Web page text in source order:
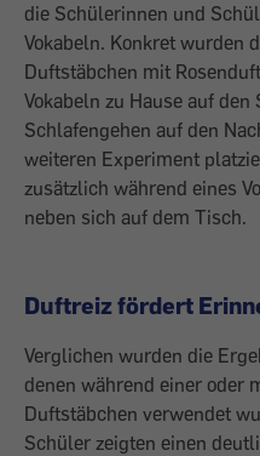
die Schülerinnen und
Vokabeln. Konkret wurden
Duftstäbchen mit
Vokabeln zu Hause auf
Schlafengehen auf den
weiteren Experiment
zusätzlich während eines
neben sich auf dem Tisch.
Duftreiz fördert
Verglichen wurden die
denen während einer oder
Duftstäbchen verwendet
Schüler zeigten einen